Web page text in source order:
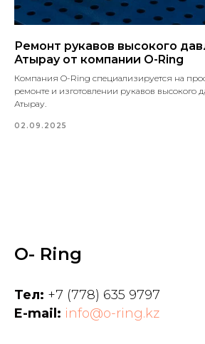
Ремонт рукавов высокого
Атырау от компании O-Ring
Компания O-Ring специализируется на
ремонте и изготовлении рукавов высокого
Атырау.
02.09.2025
O- Ring
Тел: +7 (778) 635 9797
E-mail: info@o-ring.kz